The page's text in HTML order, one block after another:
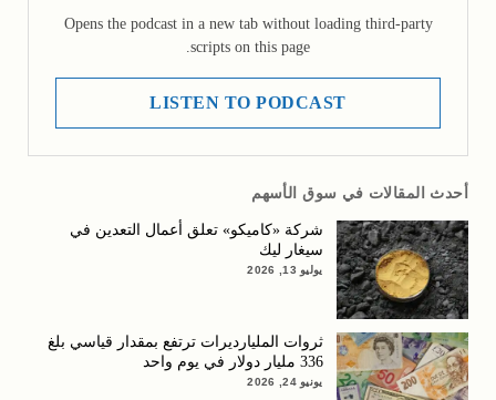
Opens the podcast in a new tab without loading third-party
scripts on this page.
LISTEN TO PODCAST
أحدث المقالات في سوق الأسهم
شركة «كاميكو» تعلق أعمال التعدين في
سيغار ليك
يوليو 13, 2026
ثروات المليارديرات ترتفع بمقدار قياسي بلغ
336 مليار دولار في يوم واحد
يونيو 24, 2026